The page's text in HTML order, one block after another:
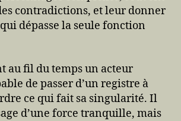
contradictions, et leur donner
dépasse la seule fonction
au fil du temps un acteur
de passer d’un registre à
ce qui fait sa singularité. Il
d’une force tranquille, mais